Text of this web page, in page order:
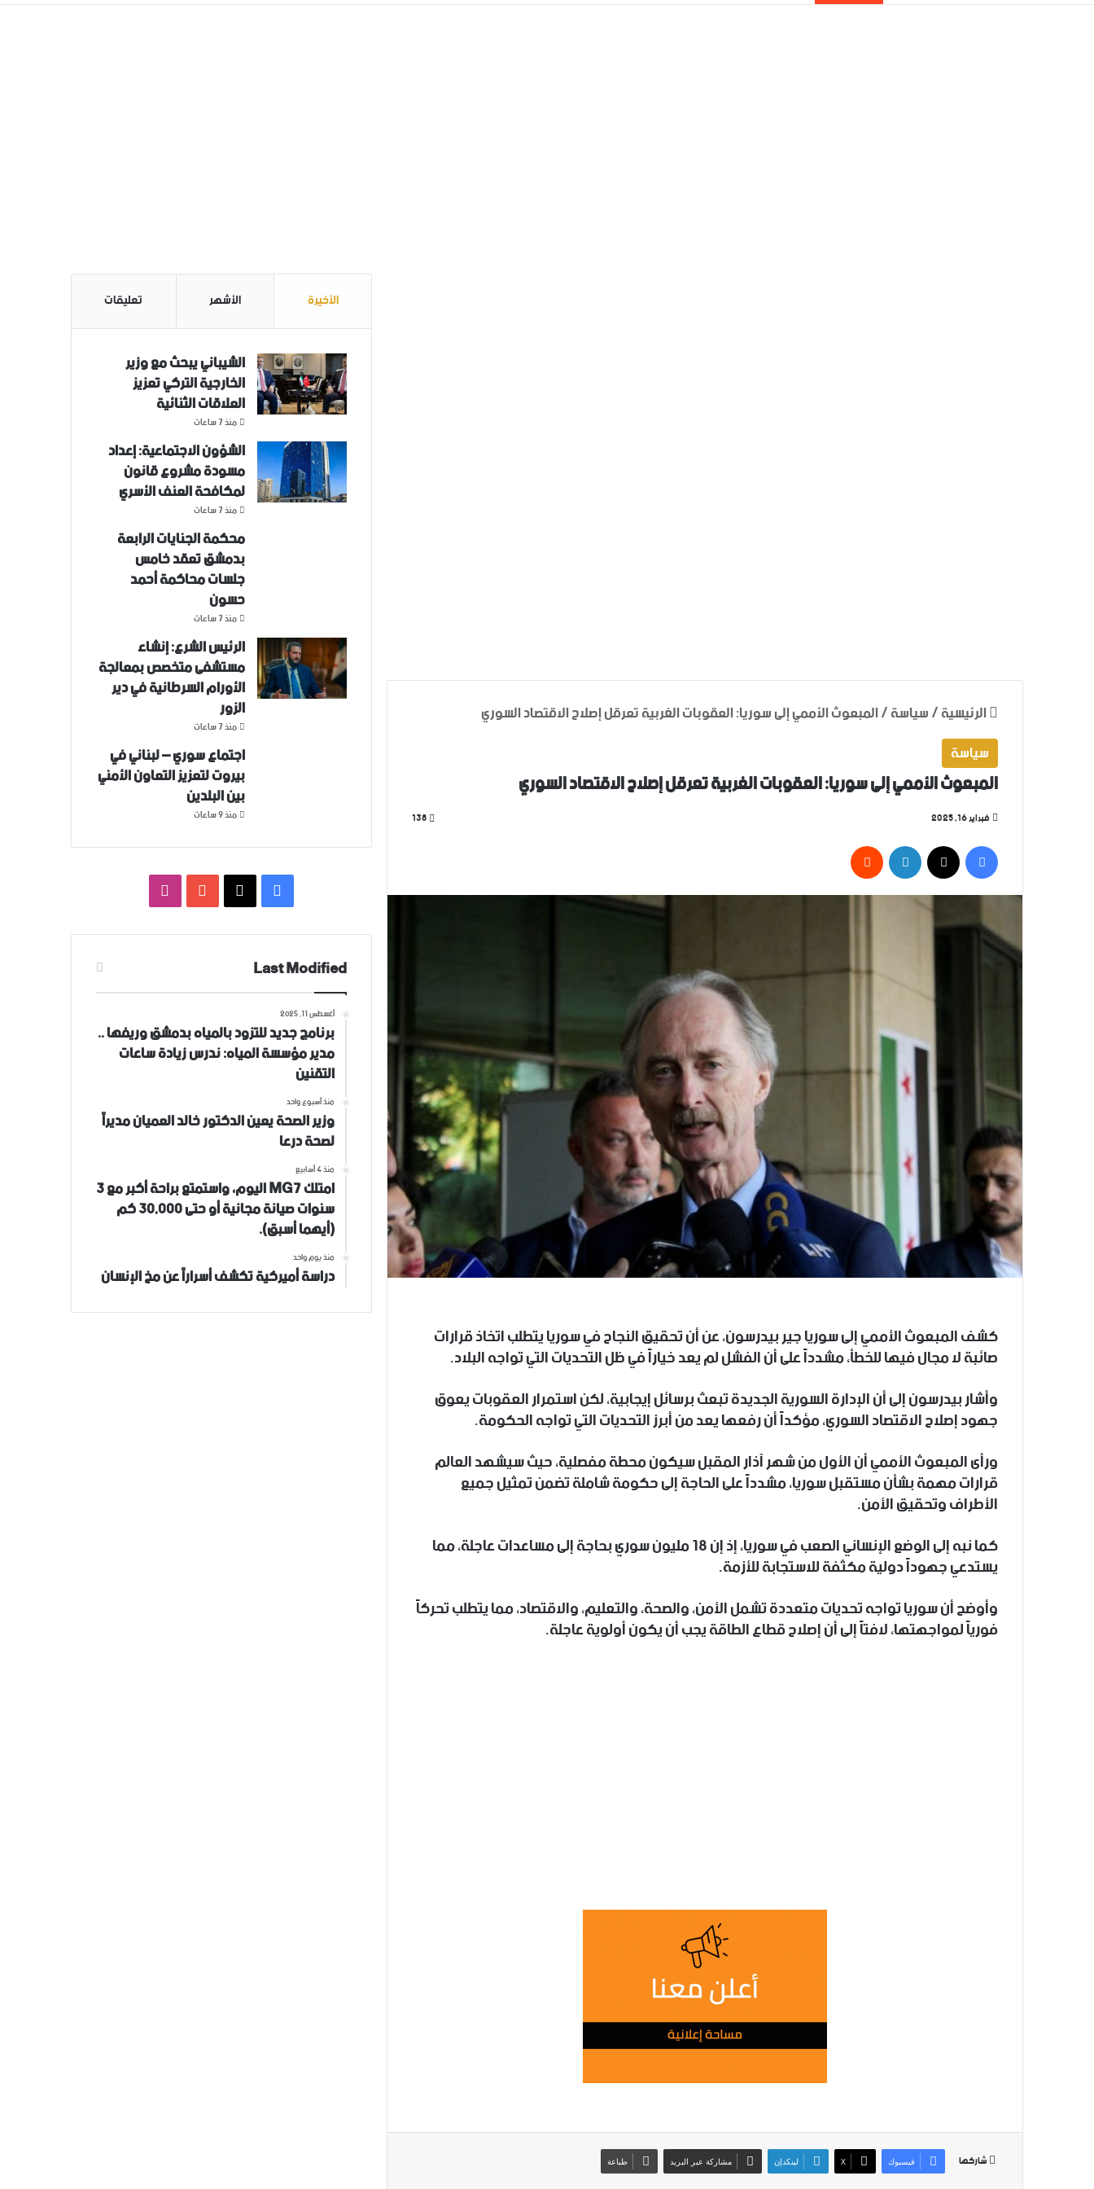
الرئيسية/سياسة/المبعوث الأممي إلى سوريا: العقوبات الغربية تعرقل إصلاح الاقتصاد السوري
سياسة
المبعوث الأممي إلى سوريا: العقوبات الغربية تعرقل إصلاح الاقتصاد السوري
فبراير 16, 2025 138
فيسبوك‫X لينكدإن
كشف المبعوث الأممي إلى سوريا جير بيدرسون، عن أن تحقيق النجاح في سوريا يتطلب اتخاذ قرارات
صائبة لا مجال فيها للخطأ، مشدداً على أن الفشل لم يعد خياراً في ظل التحديات التي تواجه البلاد.
وأشار بيدرسون إلى أن الإدارة السورية الجديدة تبعث برسائل إيجابية، لكن استمرار العقوبات يعوق
جهود إصلاح الاقتصاد السوري، مؤكداً أن رفعها يعد من أبرز التحديات التي تواجه الحكومة.
ورأى المبعوث الأممي أن الأول من شهر آذار المقبل سيكون محطة مفصلية، حيث سيشهد العالم
قرارات مهمة بشأن مستقبل سوريا، مشدداً على الحاجة إلى حكومة شاملة تضمن تمثيل جميع
الأطراف وتحقيق الأمن.
كما نبه إلى الوضع الإنساني الصعب في سوريا، إذ إن 18 مليون سوري بحاجة إلى مساعدات عاجلة، مما
يستدعي جهوداً دولية مكثفة للاستجابة للأزمة.
وأوضح أن سوريا تواجه تحديات متعددة تشمل الأمن، والصحة، والتعليم، والاقتصاد، مما يتطلب تحركاً
فورياً لمواجهتها، لافتاً إلى أن إصلاح قطاع الطاقة يجب أن يكون أولوية عاجلة.
شاركها فيسبوك ‫X لينكدإن مشاركة عبر البريد طباعة
الأخيرة الأشهر تعليقات
الشيباني يبحث مع وزير
الخارجية التركي تعزيز
العلاقات الثنائية
منذ 7 ساعات
الشؤون الاجتماعية: إعداد
مسودة مشروع قانون
لمكافحة العنف الأسري ‏
منذ 7 ساعات
محكمة الجنايات الرابعة
بدمشق تعقد خامس
جلسات محاكمة أحمد
حسون
منذ 7 ساعات
الرئيس الشرع: إنشاء
‌‏مستشفى متخصص بمعالجة
الأورام السرطانية في دير
الزور
منذ 7 ساعات
اجتماع سوري – لبناني في
بيروت لتعزيز التعاون ‏الأمني
‏بين البلدين
منذ 9 ساعات
فيسبوك
‫X
‫YouTubeانستقرام
Last Modified
أغسطس 11, 2025
برنامج جديد للتزود بالمياه بدمشق وريفها ..
مدير مؤسسة المياه: ندرس زيادة ساعات
التقنين
منذ أسبوع واحد
وزير الصحة يعين الدكتور خالد العميان مديراً
لصحة درعا
منذ 4 أسابيع
امتلك MG7 اليوم، واستمتع براحة أكبر مع 3
سنوات صيانة مجانية أو حتى 30,000 كم
(أيهما أسبق).
منذ يوم واحد
دراسة أميركية تكشف أسراراً عن مخ الإنسان